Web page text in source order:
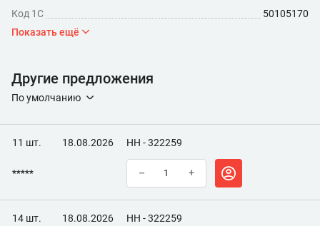
Код 1С
50105170
Показать ещё
Другие предложения
По умолчанию
11 шт. 18.08.2026 НН - 322259
***** – +
14 шт. 18.08.2026 НН - 322259